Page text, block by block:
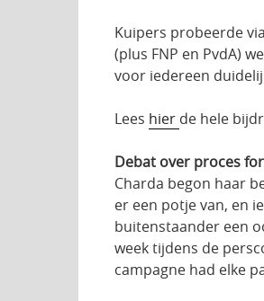
Kuipers probeerde
(plus FNP en PvdA)
voor iedereen
Lees hier de hele
Debat over proces
Charda begon haar
er een potje van, en
buitenstaander een
week tijdens de
campagne had elke